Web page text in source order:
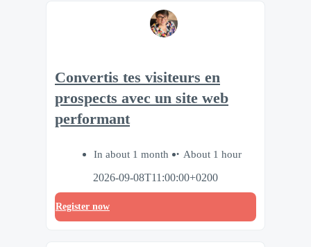
Convertis tes visiteurs en
prospects avec un site web
performant
In about 1 month
About 1 hour
2026-09-08T11:00:00+0200
Register now